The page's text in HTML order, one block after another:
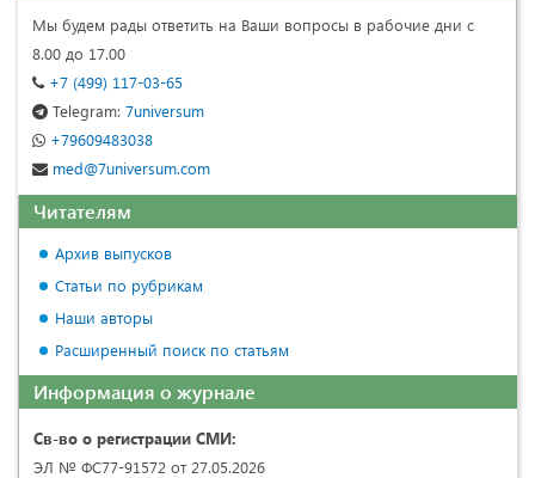
Мы будем рады ответить на Ваши вопросы в рабочие дни с
8.00 до 17.00
+7 (499) 117-03-65
Telegram: 7universum
+79609483038
med@7universum.com
Читателям
Архив выпусков
Статьи по рубрикам
Наши авторы
Расширенный поиск по статьям
Информация о журнале
Св-во о регистрации СМИ:
ЭЛ № ФС77-91572 от 27.05.2026